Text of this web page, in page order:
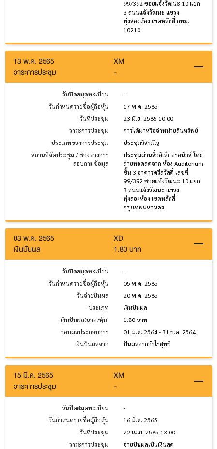
99/392 ซอยแจ้งวัฒนะ 10 แยก
3 ถนนแจ้งวัฒนะ แขวง
ทุ่งสองห้อง เขตหลักสี่ กทม.
10210
13 พ.ค. 2565
XM
วาระการประชุม
-
วันปิดสมุดทะเบียน
-
วันกำหนดรายชื่อผู้ถือหุ้น
17 พ.ค. 2565
วันที่ประชุม
23 มิ.ย. 2565 10:00
วาระการประชุม
การได้มาหรือจำหน่ายสินทรัพย์
ประเภทของการประชุม
ประชุมวิสามัญ
สถานที่จัดประชุม / ช่องทางการ
สอบถามข้อมูล
ประชุมผ่านสื่ออิเล็กทรอนิกส์ โดย
ถ่ายทอดสดจาก ห้อง Auditorium
ชั้น 3 อาคารศรีสวัสดิ์ เลขที่
99/392 ซอยแจ้งวัฒนะ 10 แยก
3 ถนนแจ้งวัฒนะ แขวง
ทุ่งสองห้อง เขตหลักสี่
กรุงเทพมหานคร
03 พ.ค. 2565
XD
เงินปันผล
1.80 บาท
วันปิดสมุดทะเบียน
-
วันกำหนดรายชื่อผู้ถือหุ้น
05 พ.ค. 2565
วันจ่ายปันผล
20 พ.ค. 2565
ประเภท
เงินปันผล
เงินปันผล(บาท/หุ้น)
1.80 บาท
รอบผลประกอบการ
01 ม.ค. 2564 - 31 ธ.ค. 2564
เงินปันผลจาก
ปันผลจากกำไรสุทธิ
15 มี.ค. 2565
XM
วาระการประชุม
-
วันปิดสมุดทะเบียน
-
วันกำหนดรายชื่อผู้ถือหุ้น
16 มี.ค. 2565
วันที่ประชุม
22 เม.ย. 2565 13:00
วาระการประชุม
จ่ายปันผลเป็นเงินสด